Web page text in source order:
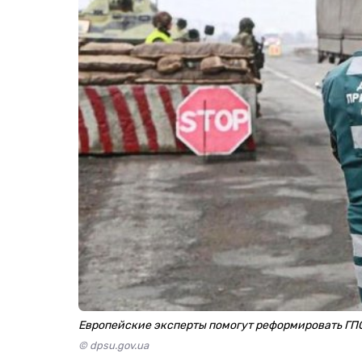
Европейские эксперты помогут реформировать
© dpsu.gov.ua